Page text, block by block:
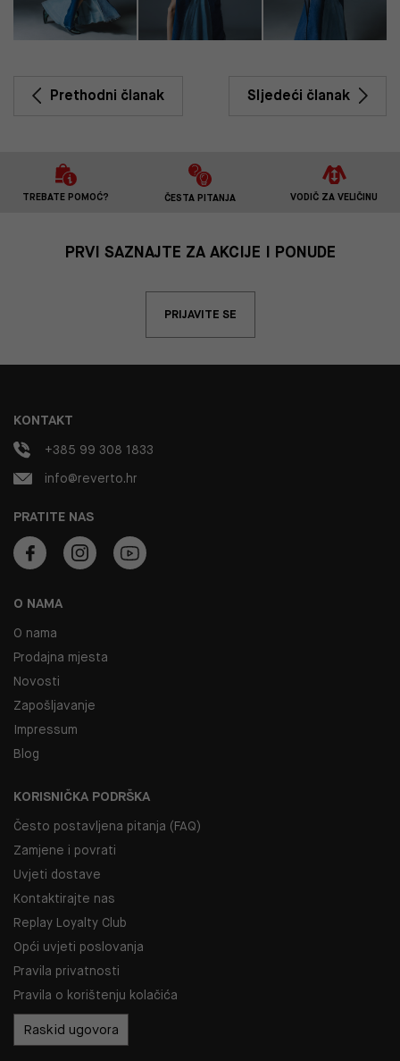
Prethodni članak Sljedeći članak
TREBATE POMOĆ? ČESTA PITANJA VODIČ ZA VELIČINU
PRVI SAZNAJTE ZA AKCIJE I PONUDE
PRIJAVITE SE
O NAMA
O nama
Prodajna mjesta
Novosti
Zapošljavanje
Impressum
Blog
KORISNIČKA PODRŠKA
Često postavljena pitanja (FAQ)
Zamjene i povrati
Uvjeti dostave
Kontaktirajte nas
Replay Loyalty Club
Opći uvjeti poslovanja
Pravila privatnosti
Pravila o korištenju kolačića
Raskid ugovora
PRATITE NAS
KONTAKT
+385 99 308 1833
info@reverto.hr